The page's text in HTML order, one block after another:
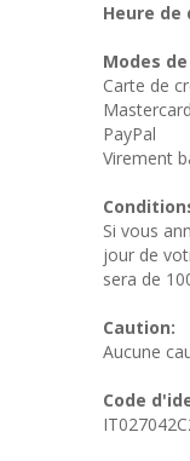
Heure de
Modes
Carte de
PayPal
Virement
Si vous
jour de
sera de
Caution:
Aucune
Code